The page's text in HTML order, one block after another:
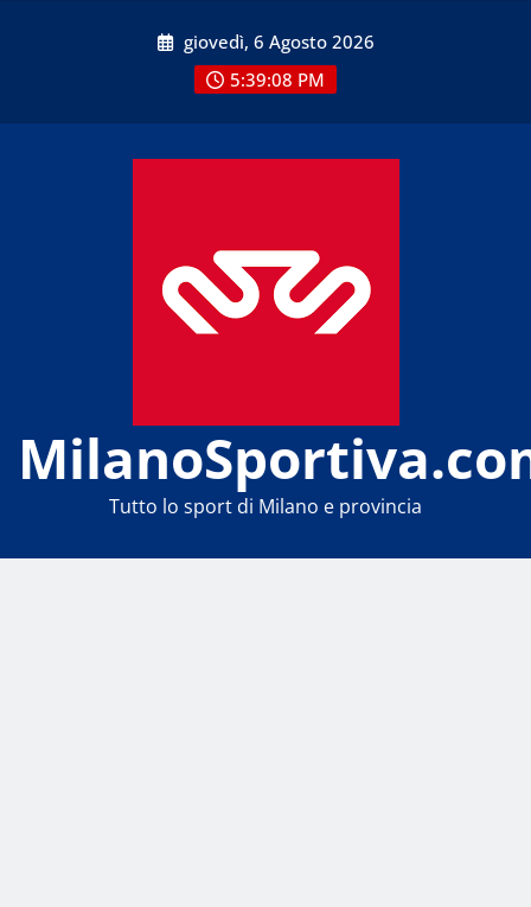
giovedì, 6 Agosto 2026
5:39:08 PM
Tutto lo sport di Milano e provincia